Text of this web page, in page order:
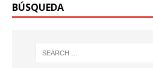
BÚSQUEDA